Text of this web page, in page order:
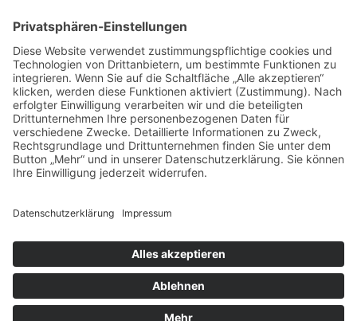
Menü
Home
Kontakt
AGB
Datenschutzerklärung
Impressum
Anschrift
BSI Vertriebs GmbH
Telefax: 004961521873727
E-Mail: info@bsivertrieb.de